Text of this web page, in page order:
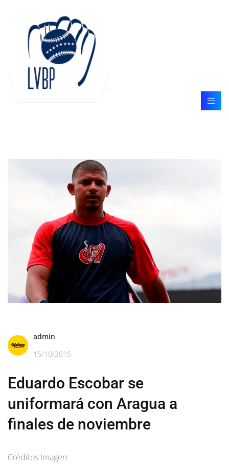
admin
15/10/2015
Eduardo Escobar se
uniformará con Aragua a
finales de noviembre
Créditos Imagen: